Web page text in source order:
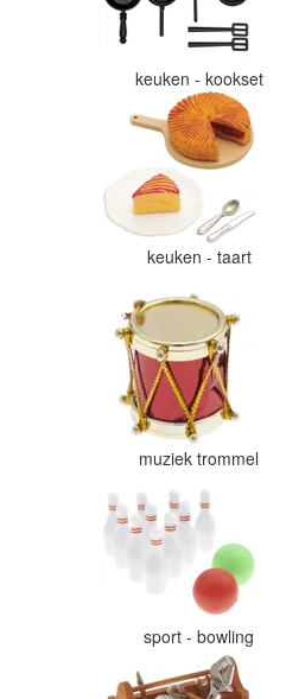
keuken - kookset
keuken - taart
muziek trommel
sport - bowling